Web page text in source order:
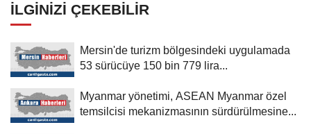
İLGINIZI ÇEKEBILIR
Mersin'de turizm bölgesindeki uygulamada
53 sürücüye 150 bin 779 lira...
Myanmar yönetimi, ASEAN Myanmar özel
temsilcisi mekanizmasının sürdürülmesine...